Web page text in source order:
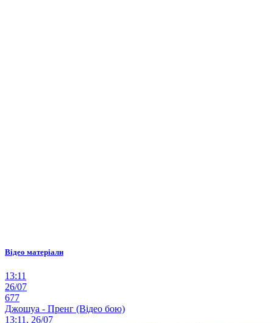
Відео матеріали
13:11
26/07
677
Джошуа - Пренг (Відео бою)
13:11, 26/07